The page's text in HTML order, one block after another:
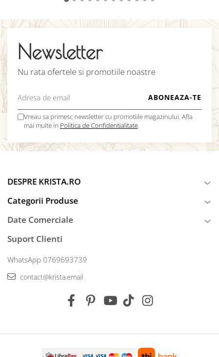
Newsletter
Nu rata ofertele si promotiile noastre
Vreau sa primesc newsletter cu promotiile magazinului. Afla
mai multe in Politica de Confidentialitate
DESPRE KRISTA.RO
Categorii Produse
Date Comerciale
Suport Clienti
WhatsApp 0769693739
contact@krista.email